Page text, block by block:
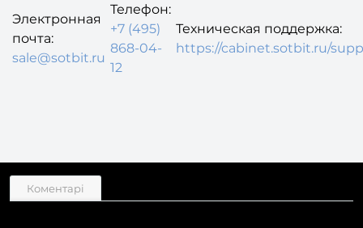
Электронная
почта:
sale@sotbit.ru
Телефон:
+7 (495)
868-04-
12
Техническая поддержка:
https://cabinet.sotbit.ru/
Коментарі